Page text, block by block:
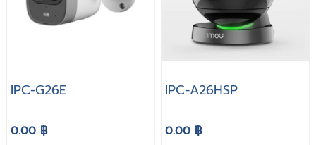
IPC-G26E
0.00 ฿
IPC-A26HSP
0.00 ฿